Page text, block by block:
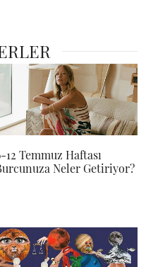
12 Temmuz Haftası
Neler Getiriyor?